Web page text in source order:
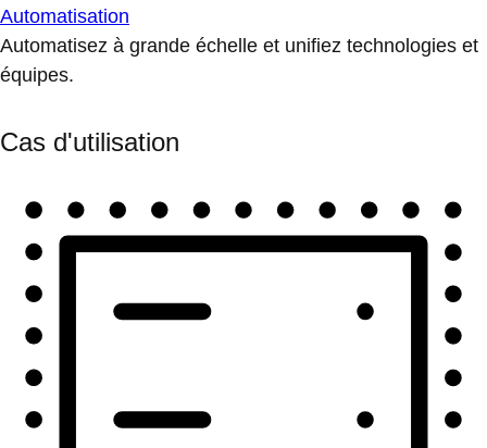
Automatisation
Automatisez à grande échelle et unifiez technologies et
équipes.
Cas d'utilisation